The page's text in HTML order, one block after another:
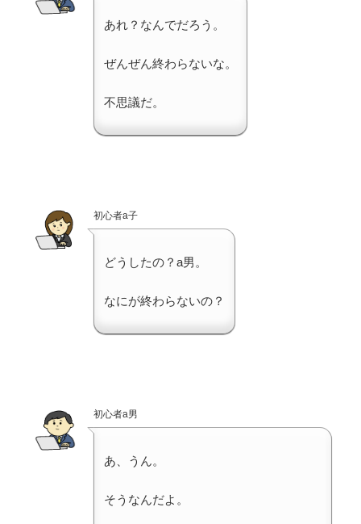
あれ？なんでだろう。
ぜんぜん終わらないな。
不思議だ。
初心者a子
どうしたの？a男。
なにが終わらないの？
初心者a男
あ、うん。
そうなんだよ。